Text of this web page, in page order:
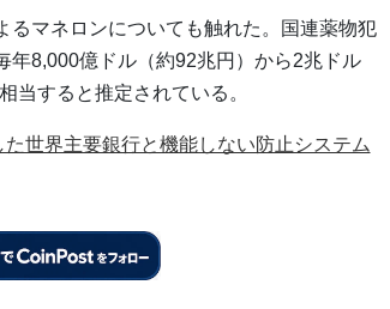
マネロンについても触れた。国連薬物犯
年8,000億ドル（約92兆円）から2兆ドル
当すると推定されている。
世界主要銀行と機能しない防止システム